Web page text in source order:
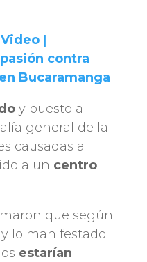
Video |
contra
Bucaramanga
y puesto a
general de la
causadas a
a un centro
que según
lo manifestado
estarían